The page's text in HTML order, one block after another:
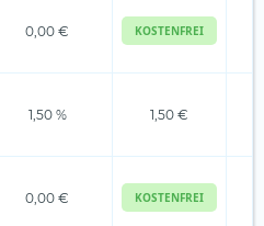
0,00 € KOSTENFREI
1,50 % 1,50 €
0,00 € KOSTENFREI